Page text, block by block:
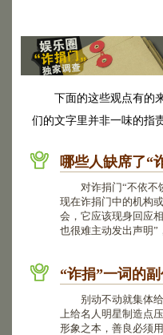
下面的这些观点有的来
们的文字里并非一味的指
哪些人缺席了“
对诈捐门“不依不饶
现在诈捐门中的机构
会，它应该现身回应
也很难主动发出声明”
“诈捐”一词的副
别动不动就集体给
上给名人明星制造点
形象之本，善良必须